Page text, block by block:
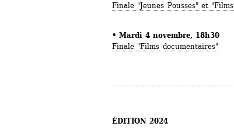
Finale "Jeunes Pousses" et
• Mardi 4 novembre, 18h30
Finale "Films documentaires"
ÉDITION 2024